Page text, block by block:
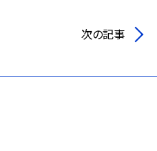
次の記事